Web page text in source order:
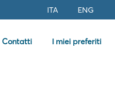
ITA ENG
Contatti I miei preferiti